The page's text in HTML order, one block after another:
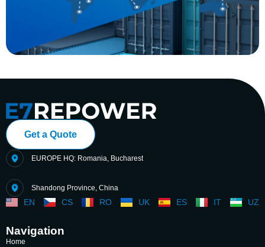
Get a Quote
EUROPE HQ: Romania, Bucharest
Shandong Province, China
EN CS RO UK ES IT UZ
Navigation
Home